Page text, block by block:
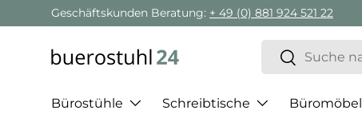
Direkt zum Inhalt
Geschäftskunden Beratung: + 49 (0) 881 924 521 22
Suchen
Suchen
Bürostühle Schreibtische Büromöbel